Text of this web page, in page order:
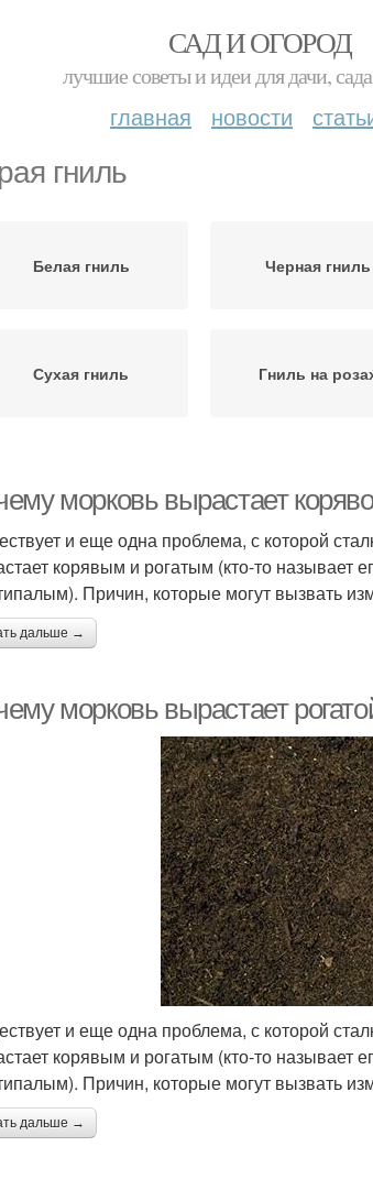
САД И ОГОРОД
лучшие советы и идеи для дачи,
главная новости
гниль
Белая гниль Черная гниль
Сухая гниль Гниль на
морковь вырастает
и еще одна проблема, с которой
корявым и рогатым (кто-то называет
Причин, которые могут вызвать
дальше →
морковь вырастает
и еще одна проблема, с которой
корявым и рогатым (кто-то называет
Причин, которые могут вызвать
дальше →